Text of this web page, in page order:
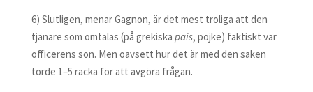
6) Slutligen, menar Gagnon, är det mest troliga att den
tjänare som omtalas (på grekiska pais, pojke) faktiskt var
officerens son. Men oavsett hur det är med den saken
torde 1–5 räcka för att avgöra frågan.